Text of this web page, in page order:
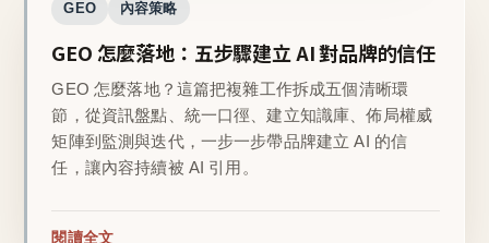
GEO 內容策略
GEO 怎麼落地：五步驟建立 AI 對品牌的信任
GEO 怎麼落地？這篇把複雜工作拆成五個清晰環
節，從資訊盤點、統一口徑、建立知識庫、佈局權威
矩陣到監測與迭代，一步一步帶品牌建立 AI 的信
任，讓內容持續被 AI 引用。
閱讀全文